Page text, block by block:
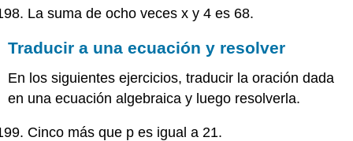
La suma de ocho veces x y 4 es 68.
Traducir a una ecuación y resolver
En los siguientes ejercicios, traducir la oración dada
en una ecuación algebraica y luego resolverla.
Cinco más que p es igual a 21.